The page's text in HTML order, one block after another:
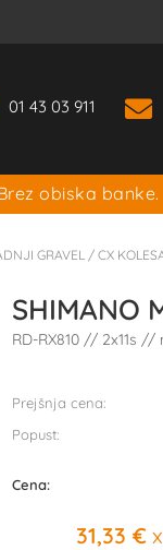
01 43 03 911
obiska banke.
GRAVEL / CX
SHIMANO
RD-RX810 // 2x11s //
Prejšnja cena:
Popust:
Cena:
31,33 €